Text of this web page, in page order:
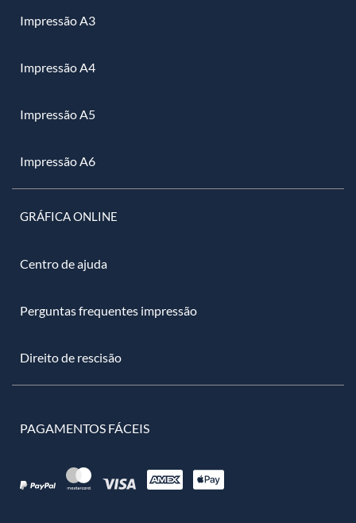
Impressão A3
Impressão A4
Impressão A5
Impressão A6
GRÁFICA ONLINE
Centro de ajuda
Perguntas frequentes impressão
Direito de rescisão
PAGAMENTOS FÁCEIS